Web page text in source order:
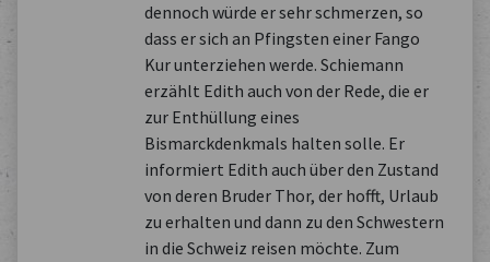
dennoch würde er sehr schmerzen, so
dass er sich an Pfingsten einer Fango
Kur unterziehen werde. Schiemann
erzählt Edith auch von der Rede, die er
zur Enthüllung eines
Bismarckdenkmals halten solle. Er
informiert Edith auch über den Zustand
von deren Bruder Thor, der hofft, Urlaub
zu erhalten und dann zu den Schwestern
in die Schweiz reisen möchte. Zum